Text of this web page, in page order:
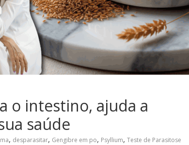
o intestino, ajuda a
saúde
, desparasitar, Gengibre em po, Psyllium, Teste de Parasitose